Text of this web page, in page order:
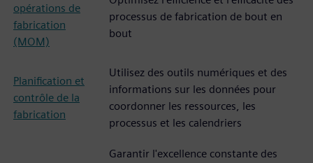
opérations de
fabrication
(MOM)
processus de fabrication de bout en
bout
Planification et
contrôle de la
fabrication
Utilisez des outils numériques et des
informations sur les données pour
coordonner les ressources, les
processus et les calendriers
Garantir l'excellence constante des